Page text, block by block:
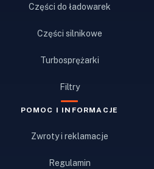
Części do ładowarek
Części silnikowe
Turbosprężarki
Filtry
POMOC I INFORMACJE
Zwroty i reklamacje
Regulamin